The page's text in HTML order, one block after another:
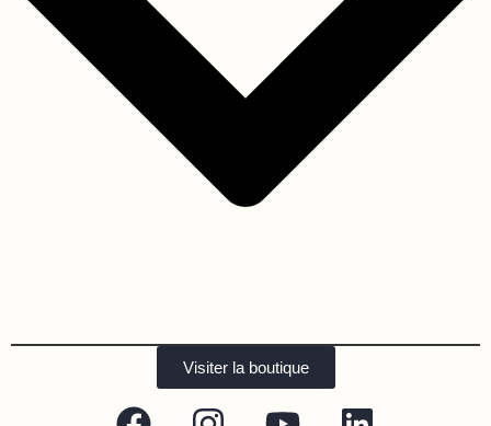
Visiter la boutique